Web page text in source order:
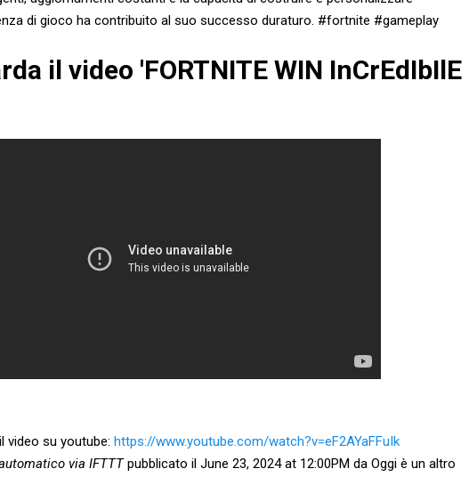
di gioco ha contribuito al suo successo duraturo. #fortnite #gameplay
il video 'FORTNITE WIN InCrEdIbIlE
video su youtube: https://www.youtube.com/watch?v=eF2AYaFFuIk
via IFTTTpubblicato il June 23, 2024 at 12:00PM da Oggi è un altro